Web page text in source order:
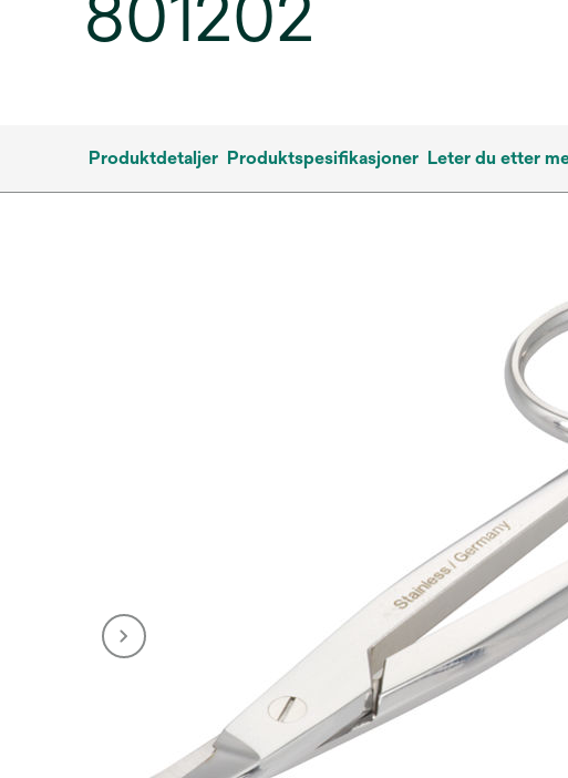
801202
Produktdetaljer Produktspesifikasjoner Leter du etter